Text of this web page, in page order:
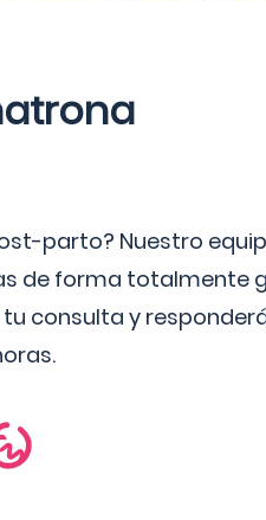
parto? Nuestro
de forma totalmente
consulta y